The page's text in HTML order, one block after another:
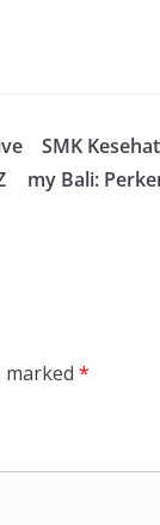
SMK
my Bali:
marked *